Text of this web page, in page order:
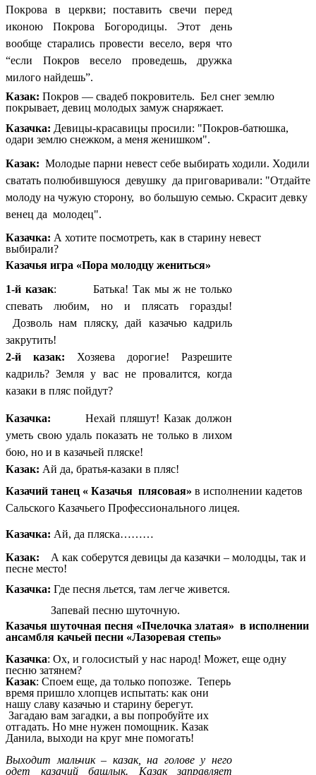
Покрова в церкви; поставить свечи перед
иконою Покрова Богородицы. Этот день
вообще старались провести весело, веря что
“если Покров весело проведешь, дружка
милого найдешь”.
Казак: Покров — свадеб покровитель. Бел снег землю
покрывает, девиц молодых замуж снаряжает.
Казачка: Девицы-красавицы просили: "Покров-батюшка,
одари землю снежком, а меня женишком".
Казак: Молодые парни невест себе выбирать ходили. Ходили
сватать полюбившуюся девушку да приговаривали: "Отдайте
молоду на чужую сторону, во большую семью. Скрасит девку
венец да молодец".
Казачка: А хотите посмотреть, как в старину невест
выбирали?
Казачья игра «Пора молодцу жениться»
1-й казак: Батька! Так мы ж не только
спевать любим, но и плясать горазды!
Дозволь нам пляску, дай казачью кадриль
закрутить!
2-й казак: Хозяева дорогие! Разрешите
кадриль? Земля у вас не провалится, когда
казаки в пляс пойдут?
Казачка: Нехай пляшут! Казак должон
уметь свою удаль показать не только в лихом
бою, но и в казачьей пляске!
Казак: Ай да, братья-казаки в пляс!
Казачий танец « Казачья плясовая» в исполнении кадетов
Сальского Казачьего Профессионального лицея.
Казачка: Ай, да пляска………
Казак: А как соберутся девицы да казачки – молодцы, так и
песне место!
Казачка: Где песня льется, там легче живется.
Запевай песню шуточную.
Казачья шуточная песня «Пчелочка златая» в исполнении
ансамбля качьей песни «Лазоревая степь»
Казачка: Ох, и голосистый у нас народ! Может, еще одну
песню затянем?
Казак: Споем еще, да только попозже. Теперь
время пришло хлопцев испытать: как они
нашу славу казачью и старину берегут.
Загадаю вам загадки, а вы попробуйте их
отгадать. Но мне нужен помощник. Казак
Данила, выходи на круг мне помогать!
Выходит мальчик – казак, на голове у него
одет казачий башлык. Казак заправляет